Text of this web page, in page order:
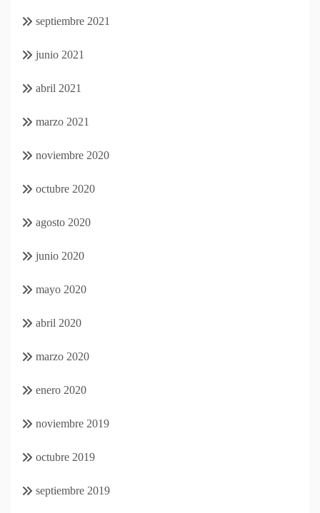
septiembre 2021
junio 2021
abril 2021
marzo 2021
noviembre 2020
octubre 2020
agosto 2020
junio 2020
mayo 2020
abril 2020
marzo 2020
enero 2020
noviembre 2019
octubre 2019
septiembre 2019